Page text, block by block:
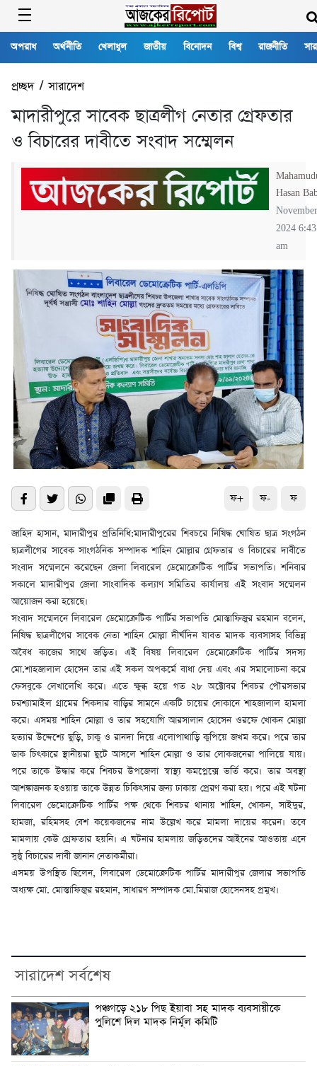
অপরাধ অর্থনীতি খেলাধুল জাতীয় বিনোদন বিশ্ব রাজনীতি
প্রচ্ছদ/সারাদেশ
মাদারীপুরে সাবেক ছাত্রলীগ নেতার গ্রেফতার
ও বিচারের দাবীতে সংবাদ সম্মেলন
Hasan
2024 6:43
am
ফ+ ফ- ফ
জাহিদ হাসান, মাদারীপুর প্রতিনিধি:মাদারীপুরের শিবচরে নিষিদ্ধ ঘোষিত ছাত্র সংগঠন
ছাত্রলীগের সাবেক সাংগঠনিক সম্পাদক শাহিন মোল্লার গ্রেফতার ও বিচারের দাবীতে
সংবাদ সম্মেলনে করেছেন জেলা লিবারেল ডেমোক্রেটিক পার্টির সভাপতি। শনিবার
সকালে মাদারীপুর জেলা সাংবাদিক কল্যাণ সমিতির কার্যালয় এই সংবাদ সম্মেলন
আয়োজন করা হয়েছে।
সংবাদ সম্মেলনে লিবারেল ডেমোক্রেটিক পার্টির সভাপতি মোস্তাফিজুর রহমান বলেন,
নিষিদ্ধ ছাত্রলীগের সাবেক নেতা শাহিন মোল্লা দীর্ঘদিন যাবত মাদক ব্যবসাসহ বিভিন্ন
অবৈধ কাজের সাথে জড়িত। এই বিষয় লিবারেল ডেমোক্রেটিক পার্টির সদস্য
মো.শাহজালাল হোসেন তার এই সকল অপকর্মে বাধা দেয় এবং এর সমালোচনা করে
ফেসবুকে লেখালেখি করে। এতে ক্ষুব্ধ হয়ে গত ২৮ অক্টোবর শিবচর পৌরসভার
চরশ্যামাইল গ্রামের শিকদার বাড়ির সামনে একটি চায়ের দোকানে শাহজালাল হামলা
করে। এসময় শাহিন মোল্লা ও তার সহযোগি আরসালান হোসেন ওরফে খোকন মোল্লা
হত্যার উদ্দেশ্যে ছুড়ি, চাকু ও রানদা দিয়ে এলোপাথাড়ি কুপিয়ে জখম করে। পরে তার
ডাক চিৎকারে স্থানীয়রা ছুটে আসলে শাহিন মোল্লা ও তার লোকজনেরা পালিয়ে যায়।
পরে তাকে উদ্ধার করে শিবচর উপজেলা স্বাস্থ্য কমপ্লেক্সে ভর্তি করে। তার অবস্থা
আশঙ্কাজনক হওয়ায় তাকে উন্নত চিকিৎসার জন্য ঢাকায় প্রেরণ করা হয়। পরে এই ঘটনা
লিবারেল ডেমোক্রেটিক পার্টির পক্ষ থেকে শিবচর থানায় শাহিন, খোকন, সাইদুর,
হামজা, রহিমসহ বেশ কয়েকজনের নাম উল্লেখ করে মামলা দায়ের করেন। তবে
মামলায় কেউ গ্রেফতার হয়নি। এ ঘটনার হামলায় জড়িতদের আইনের আওতায় এনে
সুষ্ঠু বিচারের দাবী জানান নেতাকর্মীরা।
এসময় উপস্থিত ছিলেন, লিবারেল ডেমোক্রেটিক পার্টির মাদারীপুর জেলার সভাপতি
অধ্যক্ষ মো. মোস্তাফিজুর রহমান, সাধারণ সম্পাদক মো.মিরাজ হোসেনসহ প্রমুখ।
সারাদেশ সর্বশেষ
পঞ্চগড়ে ২১৮ পিছ ইয়াবা সহ মাদক ব্যবসায়ীকে
পুলিশে দিল মাদক নির্মূল কমিটি